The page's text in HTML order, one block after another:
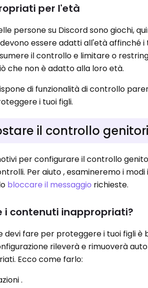
per l'età
persone su Discord sono giochi,
essere adatti all'età affinché
il controllo e limitare o
che non è adatto alla loro età.
di funzionalità di controllo
i tuoi figli.
il controllo
per configurare il controllo
Per aiuto , esamineremo i
bloccare il messaggio richieste.
i contenuti inappropriati?
devi fare per proteggere i tuoi figli
rileverà e rimuoverà
Ecco come farlo:
.